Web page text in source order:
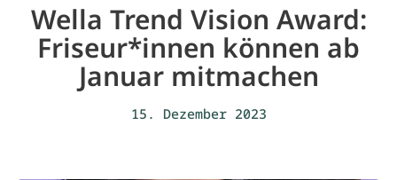
Wella Trend Vision Award:
Friseur*innen können ab
Januar mitmachen
15. Dezember 2023